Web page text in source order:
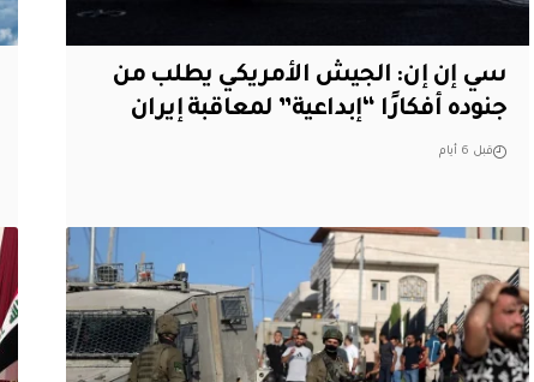
سي إن إن: الجيش الأمريكي يطلب من
جنوده أفكارًا “إبداعية” لمعاقبة إيران
قبل 6 أيام